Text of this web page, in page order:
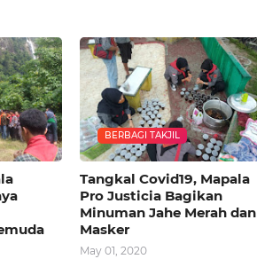
BERBAGI TAKJIL
Tangkal Covid19, Mapala
Pro Justicia Bagikan
Minuman Jahe Merah dan
Masker
May 01, 2020